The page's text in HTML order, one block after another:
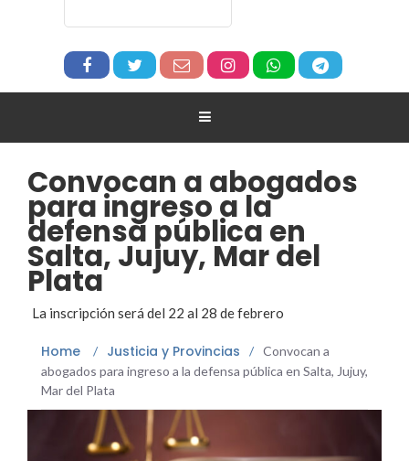
Convocan a abogados
para ingreso a la
defensa pública en
Salta, Jujuy, Mar del
Plata
La inscripción será del 22 al 28 de febrero
Home / Justicia y Provincias / Convocan a
abogados para ingreso a la defensa pública en Salta, Jujuy,
Mar del Plata